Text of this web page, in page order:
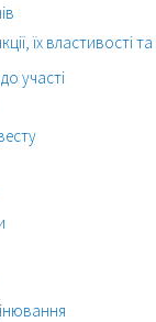
їх властивості
участі